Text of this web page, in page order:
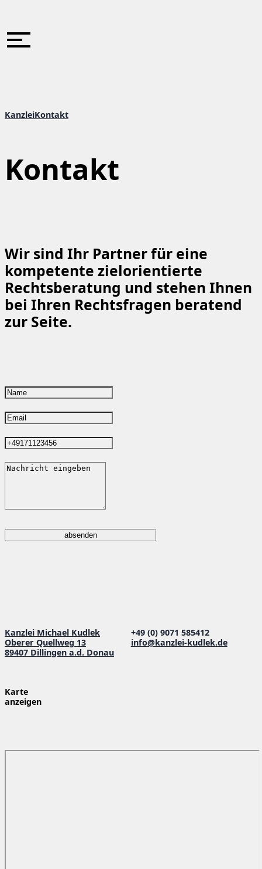
KanzleiKontakt
Kontakt
Wir sind Ihr Partner für eine
kompetente zielorientierte
Rechtsberatung und stehen Ihnen
bei Ihren Rechtsfragen beratend
zur Seite.
absenden
Kanzlei Michael Kudlek
Oberer Quellweg 13
89407 Dillingen a.d. Donau
+49 (0) 9071 585412
info@kanzlei-kudlek.de
Karte
anzeigen